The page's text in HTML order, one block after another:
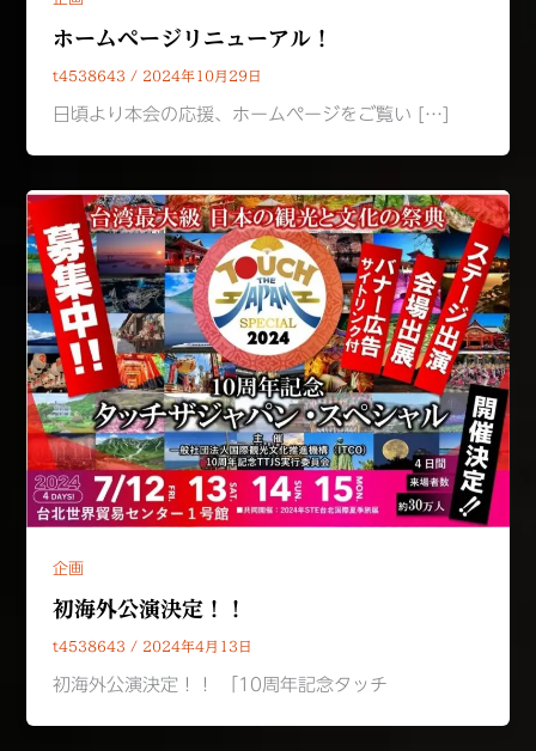
ホームページリニューアル！
t4538643 / 2024年10月29日
日頃より本会の応援、ホームページをご覧い […]
企画
初海外公演決定！！
t4538643 / 2024年4月13日
初海外公演決定！！ 「10周年記念タッチ